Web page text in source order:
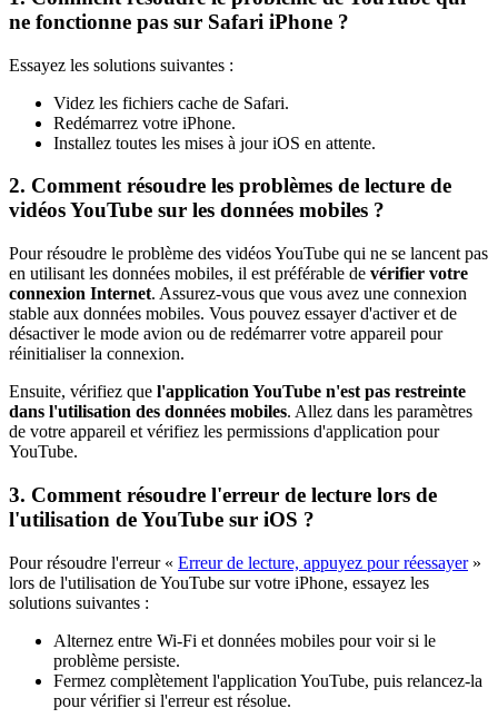
ne fonctionne pas sur Safari iPhone ?
Essayez les solutions suivantes :
Videz les fichiers cache de Safari.
Redémarrez votre iPhone.
Installez toutes les mises à jour iOS en attente.
2. Comment résoudre les problèmes de lecture de
vidéos YouTube sur les données mobiles ?
Pour résoudre le problème des vidéos YouTube qui ne se lancent pas
en utilisant les données mobiles, il est préférable de vérifier votre
connexion Internet. Assurez-vous que vous avez une connexion
stable aux données mobiles. Vous pouvez essayer d'activer et de
désactiver le mode avion ou de redémarrer votre appareil pour
réinitialiser la connexion.
Ensuite, vérifiez que l'application YouTube n'est pas restreinte
dans l'utilisation des données mobiles. Allez dans les paramètres
de votre appareil et vérifiez les permissions d'application pour
YouTube.
3. Comment résoudre l'erreur de lecture lors de
l'utilisation de YouTube sur iOS ?
Pour résoudre l'erreur « Erreur de lecture, appuyez pour réessayer»
lors de l'utilisation de YouTube sur votre iPhone, essayez les
solutions suivantes :
Alternez entre Wi-Fi et données mobiles pour voir si le
problème persiste.
Fermez complètement l'application YouTube, puis relancez-la
pour vérifier si l'erreur est résolue.